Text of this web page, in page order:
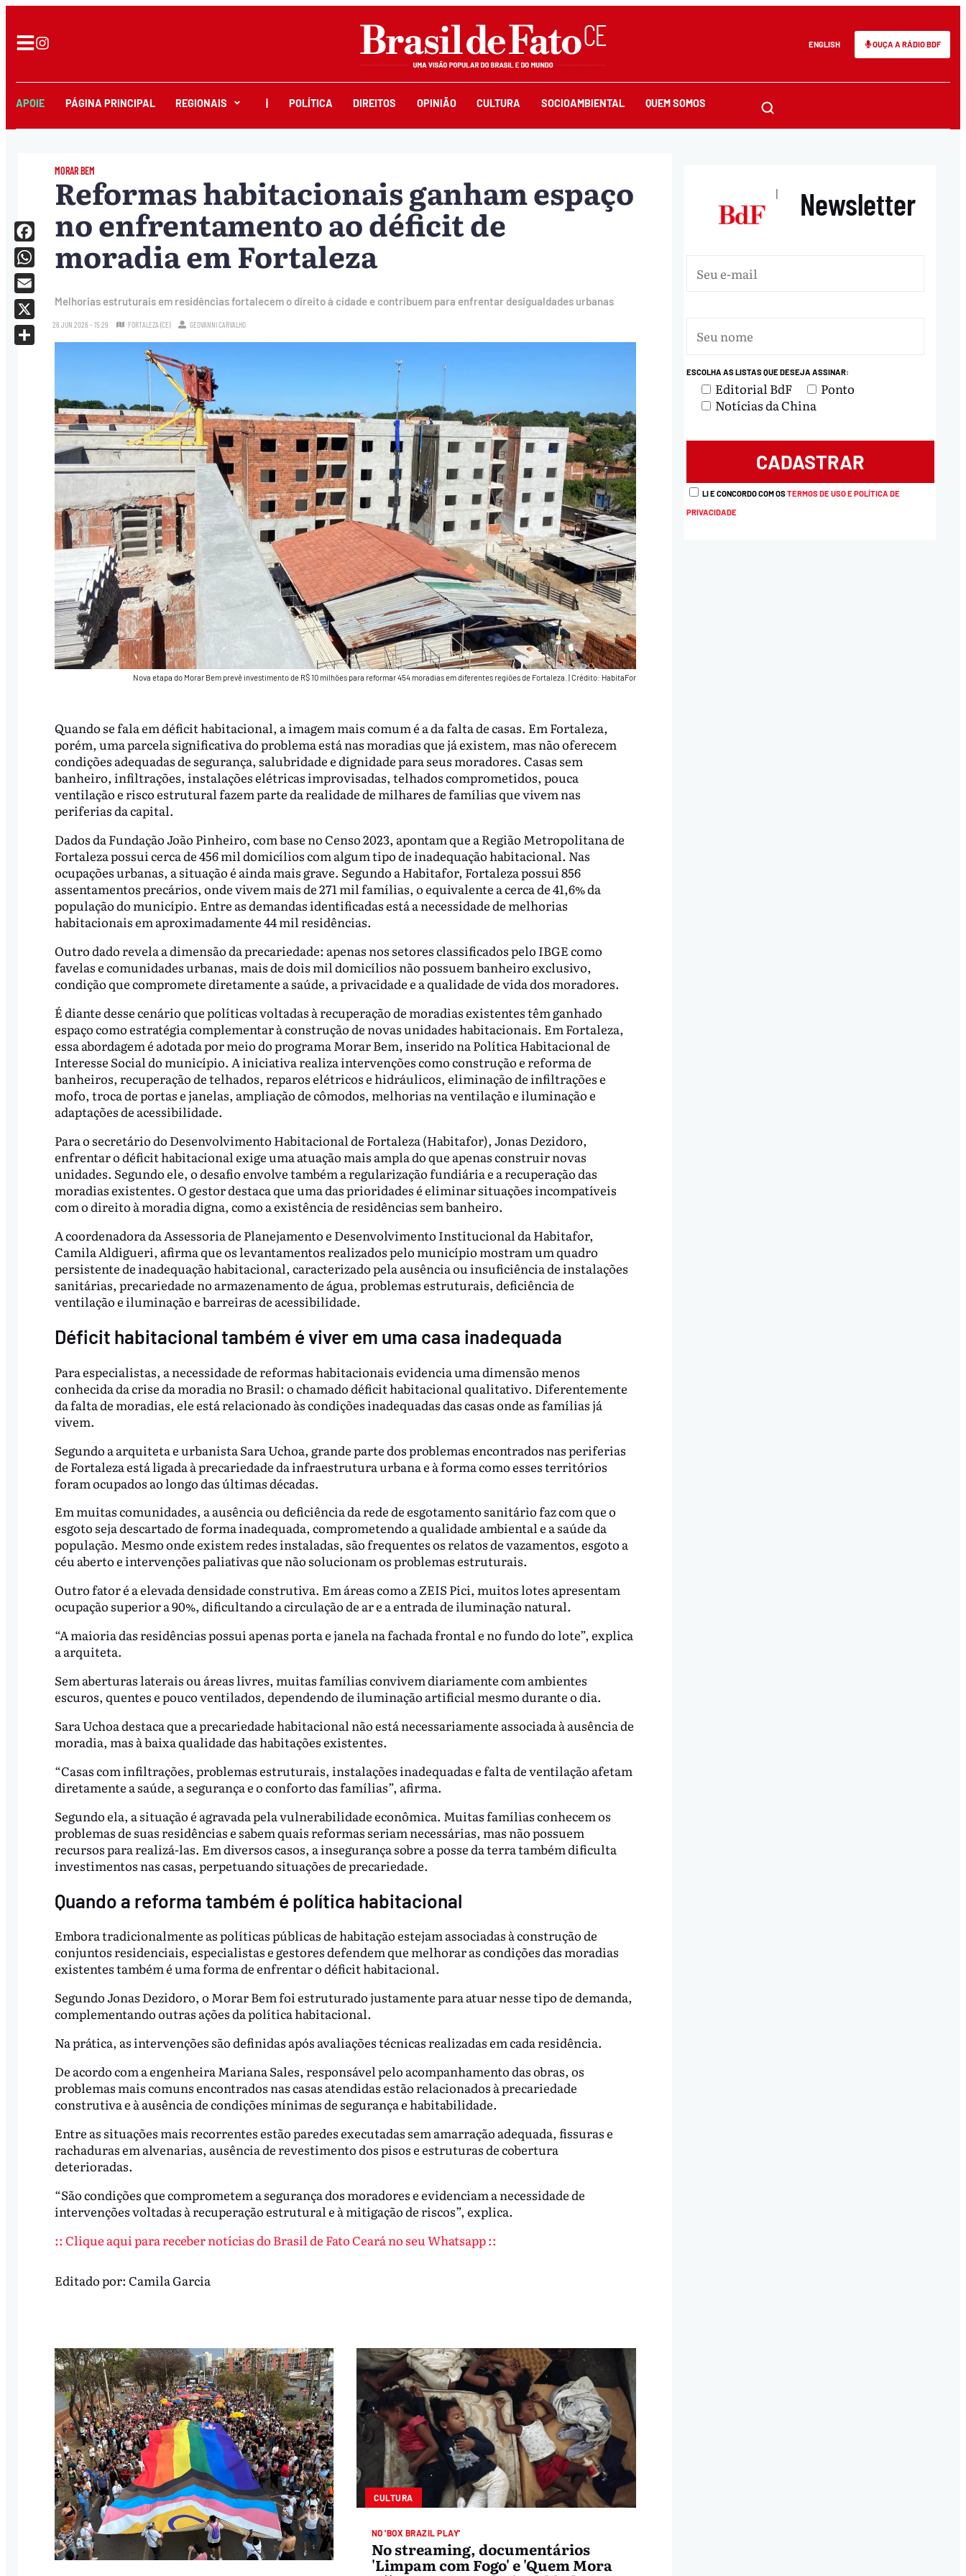
ENGLISH OUÇA A RÁDIO BDF
APOIE PÁGINA PRINCIPAL REGIONAIS POLÍTICA DIREITOS OPINIÃO CULTURA SOCIOAMBIENTAL QUEM SOMOS
MORAR BEM
Reformas habitacionais ganham espaço
no enfrentamento ao déficit de
moradia em Fortaleza
Melhorias estruturais em residências fortalecem o direito à cidade e contribuem para enfrentar desigualdades urbanas
26.JUN.2026 - 15:29 FORTALEZA (CE) GEOVANNI CARVALHO
Nova etapa do Morar Bem prevê investimento de R$ 10 milhões para reformar 454 moradias em diferentes regiões de Fortaleza. |Crédito: HabitaFor
Quando se fala em déficit habitacional, a imagem mais comum é a da falta de casas. Em Fortaleza,
porém, uma parcela significativa do problema está nas moradias que já existem, mas não oferecem
condições adequadas de segurança, salubridade e dignidade para seus moradores. Casas sem
banheiro, infiltrações, instalações elétricas improvisadas, telhados comprometidos, pouca
ventilação e risco estrutural fazem parte da realidade de milhares de famílias que vivem nas
periferias da capital.
Dados da Fundação João Pinheiro, com base no Censo 2023, apontam que a Região Metropolitana de
Fortaleza possui cerca de 456 mil domicílios com algum tipo de inadequação habitacional. Nas
ocupações urbanas, a situação é ainda mais grave. Segundo a Habitafor, Fortaleza possui 856
assentamentos precários, onde vivem mais de 271 mil famílias, o equivalente a cerca de 41,6% da
população do município. Entre as demandas identificadas está a necessidade de melhorias
habitacionais em aproximadamente 44 mil residências.
Outro dado revela a dimensão da precariedade: apenas nos setores classificados pelo IBGE como
favelas e comunidades urbanas, mais de dois mil domicílios não possuem banheiro exclusivo,
condição que compromete diretamente a saúde, a privacidade e a qualidade de vida dos moradores.
É diante desse cenário que políticas voltadas à recuperação de moradias existentes têm ganhado
espaço como estratégia complementar à construção de novas unidades habitacionais. Em Fortaleza,
essa abordagem é adotada por meio do programa Morar Bem, inserido na Política Habitacional de
Interesse Social do município. A iniciativa realiza intervenções como construção e reforma de
banheiros, recuperação de telhados, reparos elétricos e hidráulicos, eliminação de infiltrações e
mofo, troca de portas e janelas, ampliação de cômodos, melhorias na ventilação e iluminação e
adaptações de acessibilidade.
Para o secretário do Desenvolvimento Habitacional de Fortaleza (Habitafor), Jonas Dezidoro,
enfrentar o déficit habitacional exige uma atuação mais ampla do que apenas construir novas
unidades. Segundo ele, o desafio envolve também a regularização fundiária e a recuperação das
moradias existentes. O gestor destaca que uma das prioridades é eliminar situações incompatíveis
com o direito à moradia digna, como a existência de residências sem banheiro.
A coordenadora da Assessoria de Planejamento e Desenvolvimento Institucional da Habitafor,
Camila Aldigueri, afirma que os levantamentos realizados pelo município mostram um quadro
persistente de inadequação habitacional, caracterizado pela ausência ou insuficiência de instalações
sanitárias, precariedade no armazenamento de água, problemas estruturais, deficiência de
ventilação e iluminação e barreiras de acessibilidade.
Déficit habitacional também é viver em uma casa inadequada
Para especialistas, a necessidade de reformas habitacionais evidencia uma dimensão menos
conhecida da crise da moradia no Brasil: o chamado déficit habitacional qualitativo. Diferentemente
da falta de moradias, ele está relacionado às condições inadequadas das casas onde as famílias já
vivem.
Segundo a arquiteta e urbanista Sara Uchoa, grande parte dos problemas encontrados nas periferias
de Fortaleza está ligada à precariedade da infraestrutura urbana e à forma como esses territórios
foram ocupados ao longo das últimas décadas.
Em muitas comunidades, a ausência ou deficiência da rede de esgotamento sanitário faz com que o
esgoto seja descartado de forma inadequada, comprometendo a qualidade ambiental e a saúde da
população. Mesmo onde existem redes instaladas, são frequentes os relatos de vazamentos, esgoto a
céu aberto e intervenções paliativas que não solucionam os problemas estruturais.
Outro fator é a elevada densidade construtiva. Em áreas como a ZEIS Pici, muitos lotes apresentam
ocupação superior a 90%, dificultando a circulação de ar e a entrada de iluminação natural.
“A maioria das residências possui apenas porta e janela na fachada frontal e no fundo do lote”, explica
a arquiteta.
Sem aberturas laterais ou áreas livres, muitas famílias convivem diariamente com ambientes
escuros, quentes e pouco ventilados, dependendo de iluminação artificial mesmo durante o dia.
Sara Uchoa destaca que a precariedade habitacional não está necessariamente associada à ausência de
moradia, mas à baixa qualidade das habitações existentes.
“Casas com infiltrações, problemas estruturais, instalações inadequadas e falta de ventilação afetam
diretamente a saúde, a segurança e o conforto das famílias”, afirma.
Segundo ela, a situação é agravada pela vulnerabilidade econômica. Muitas famílias conhecem os
problemas de suas residências e sabem quais reformas seriam necessárias, mas não possuem
recursos para realizá-las. Em diversos casos, a insegurança sobre a posse da terra também dificulta
investimentos nas casas, perpetuando situações de precariedade.
Quando a reforma também é política habitacional
Embora tradicionalmente as políticas públicas de habitação estejam associadas à construção de
conjuntos residenciais, especialistas e gestores defendem que melhorar as condições das moradias
existentes também é uma forma de enfrentar o déficit habitacional.
Segundo Jonas Dezidoro, o Morar Bem foi estruturado justamente para atuar nesse tipo de demanda,
complementando outras ações da política habitacional.
Na prática, as intervenções são definidas após avaliações técnicas realizadas em cada residência.
De acordo com a engenheira Mariana Sales, responsável pelo acompanhamento das obras, os
problemas mais comuns encontrados nas casas atendidas estão relacionados à precariedade
construtiva e à ausência de condições mínimas de segurança e habitabilidade.
Entre as situações mais recorrentes estão paredes executadas sem amarração adequada, fissuras e
rachaduras em alvenarias, ausência de revestimento dos pisos e estruturas de cobertura
deterioradas.
“São condições que comprometem a segurança dos moradores e evidenciam a necessidade de
intervenções voltadas à recuperação estrutural e à mitigação de riscos”, explica.
:: Clique aqui para receber notícias do Brasil de Fato Ceará no seu Whatsapp ::
Facebook
WhatsApp
Email
X
Editado por: Camila Garcia
CULTURA
NO 'BOX BRAZIL PLAY'
No streaming, documentários
'Limpam com Fogo' e 'Quem Mora
| Newsletter
ESCOLHA AS LISTAS QUE DESEJA ASSINAR:
Editorial BdF
Ponto
Notícias da China
LI E CONCORDO COM OSTERMOS DE USO E POLÍTICA DE
PRIVACIDADE